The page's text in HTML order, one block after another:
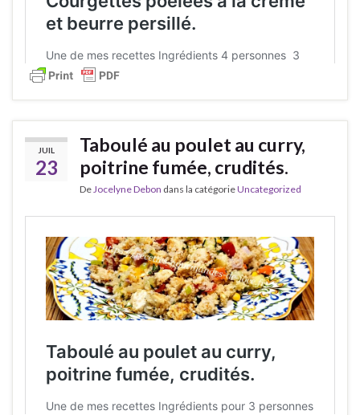
JUIL
23
Taboulé au poulet au curry,
poitrine fumée, crudités.
De Jocelyne Debon dans la catégorieUncategorized